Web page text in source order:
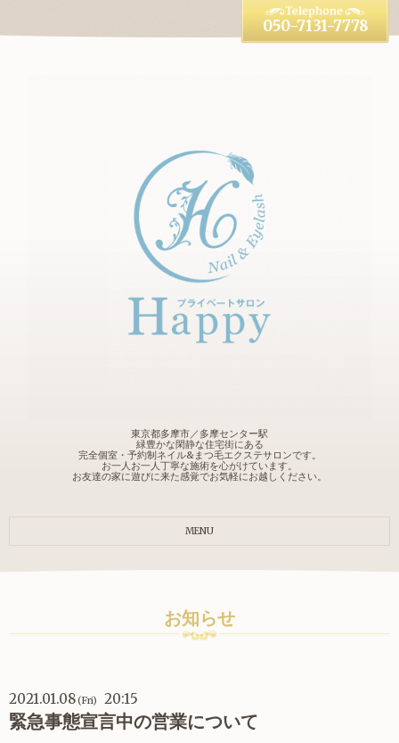
東京都多摩市／多摩センター駅
緑豊かな閑静な住宅街にある
完全個室・予約制ネイル&まつ毛エクステサロンです。
お一人お一人丁寧な施術を心がけています。
お友達の家に遊びに来た感覚でお気軽にお越しください。
050-7131-7778
MENU
お知らせ
2021.01.08(Fri) 20:15
緊急事態宣言中の営業について